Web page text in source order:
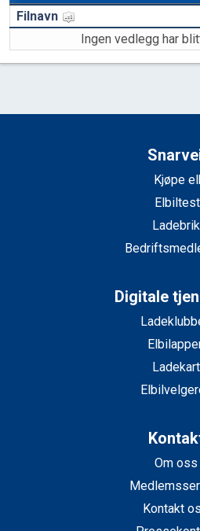
Filnavn
Ingen vedlegg har
Kjøpe
Digitale
Ladekart
Om oss
Kontakt